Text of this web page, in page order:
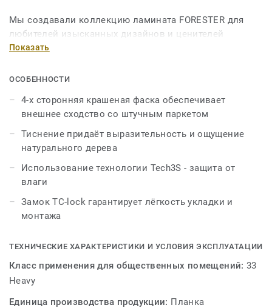
Мы создавали коллекцию ламината FORESTER для
любителей изысканных дизайнов и ценителей
прекрасного. В новой коллекции собраны различные
день породы дерева.
Показать
ОСОБЕННОСТИ
4-х сторонняя крашеная фаска обеспечивает
внешнее сходство со штучным паркетом
Тиснение придаёт выразительность и ощущение
натурального дерева
Использование технологии Tech3S - защита от
влаги
Замок TC-lock гарантирует лёгкость укладки и
монтажа
ТЕХНИЧЕСКИЕ ХАРАКТЕРИСТИКИ И УСЛОВИЯ ЭКСПЛУАТАЦИИ
Класс применения для общественных помещений:33
Heavy
Единица производства продукции: Планка